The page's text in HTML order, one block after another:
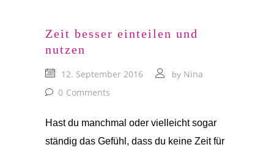
Zeit besser einteilen und
nutzen
12. September 2016 by Nina
0 Comments
Hast du manchmal oder vielleicht sogar
ständig das Gefühl, dass du keine Zeit für